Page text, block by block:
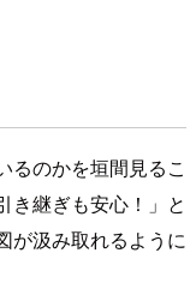
るのかを垣間見るこ
き継ぎも安心！」と
が汲み取れるように